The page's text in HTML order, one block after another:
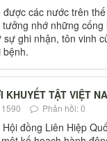
các nước trên
nhớ những
ghi nhận, tôn vinh
bệnh.
KHUYẾT TẬT VIỆT
Phản hồi: 0
đồng Liên Hiệp